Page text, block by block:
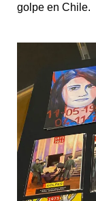
golpe en Chile.